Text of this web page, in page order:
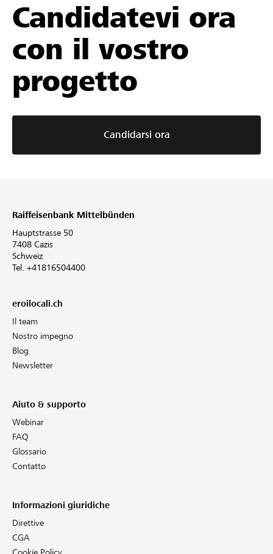
Candidatevi ora
con il vostro
progetto
Candidarsi ora
Raiffeisenbank Mittelbünden
Hauptstrasse 50
7408 Cazis
Schweiz
Tel. +41816504400
eroilocali.ch
Il team
Nostro impegno
Blog
Newsletter
Aiuto & supporto
Webinar
FAQ
Glossario
Contatto
Informazioni giuridiche
Direttive
CGA